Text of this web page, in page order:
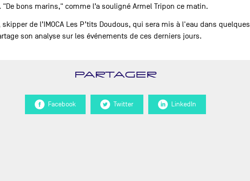
"De bons marins," comme l’a souligné Armel Tripon ce matin.
de l’IMOCA Les P’tits Doudous, qui sera mis à l'eau dans quelques
son analyse sur les événements de ces derniers jours.
PARTAGER
Facebook Twitter LinkedIn